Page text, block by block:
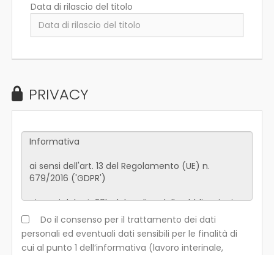
Data di rilascio del titolo
PRIVACY
Do il consenso per il trattamento dei dati
personali ed eventuali dati sensibili per le finalità di
cui al punto 1 dell’informativa (lavoro interinale,